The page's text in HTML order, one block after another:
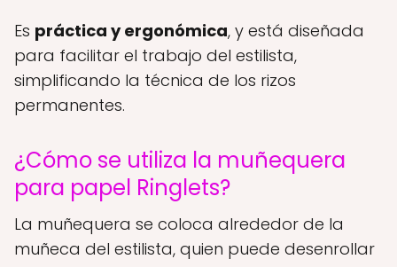
Es práctica y ergonómica, y está diseñada
para facilitar el trabajo del estilista,
simplificando la técnica de los rizos
permanentes.
¿Cómo se utiliza la muñequera
para papel Ringlets?
La muñequera se coloca alrededor de la
muñeca del estilista, quien puede desenrollar